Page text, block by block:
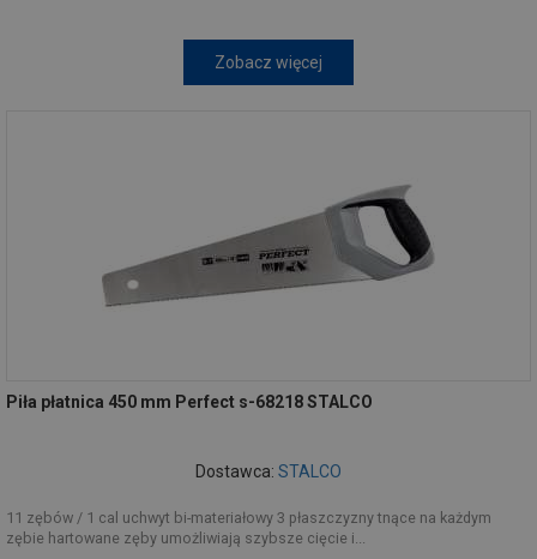
Zobacz więcej
Piła płatnica 450 mm Perfect s-68218 STALCO
Dostawca: STALCO
11 zębów / 1 cal uchwyt bi-materiałowy 3 płaszczyzny tnące na każdym
zębie hartowane zęby umożliwiają szybsze cięcie i...